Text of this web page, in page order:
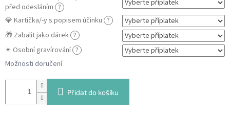
před odesláním ?
💎 Kartička/-y s popisem účinku ?
🎁 Zabalit jako dárek ?
✴ Osobní gravírování ?
Možnosti doručení
Přidat do košíku